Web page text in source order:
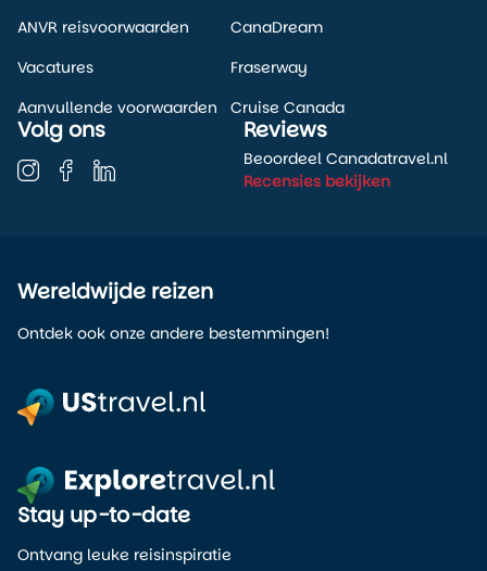
ANVR reisvoorwaarden
Vacatures
Aanvullende voorwaarden
CanaDream
Fraserway
Cruise Canada
Volg ons Reviews
Beoordeel Canadatravel.nl
Recensies bekijken
Wereldwijde reizen
Ontdek ook onze andere bestemmingen!
Stay up-to-date
Ontvang leuke reisinspiratie